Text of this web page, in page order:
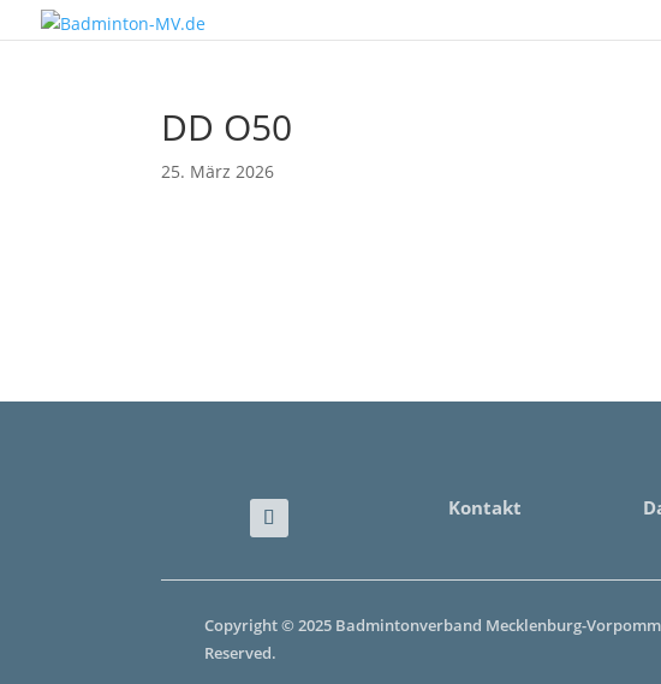
DD O50
25. März 2026
Kontakt
Copyright © 2025 Badmintonverband Mecklenburg-
Reserved.